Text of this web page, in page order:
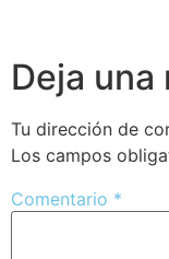
Deja
Tu dirección de
Los campos
Comentario *